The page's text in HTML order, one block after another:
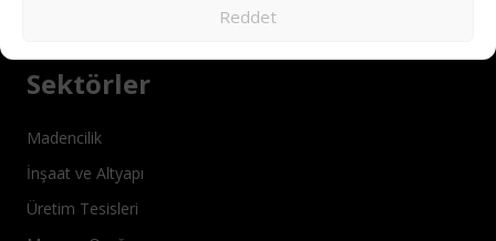
Reddet
çalışma süresi, operatör güvenliği ve maliyet
Sektörler
Madencilik
İnşaat ve Altyapı
Üretim Tesisleri